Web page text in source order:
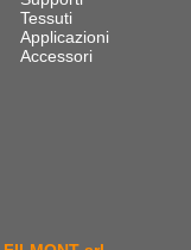
Tessuti
Applicazioni
Accessori